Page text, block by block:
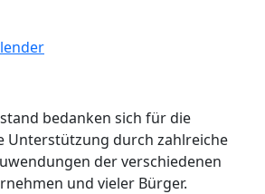
bedanken sich für die
Unterstützung durch zahlreiche
der verschiedenen
und vieler Bürger.